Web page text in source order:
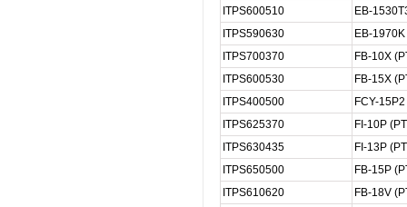
ITPS600510
EB-
ITPS590630
EB-
ITPS700370
FB-10X
ITPS600530
FB-15X
ITPS400500
FCY-
ITPS625370
FI-10P
ITPS630435
FI-13P
ITPS650500
FB-15P
ITPS610620
FB-18V